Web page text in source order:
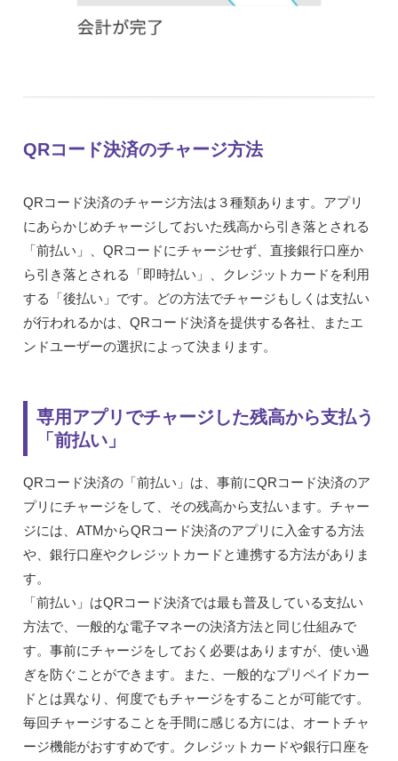
QRコード決済のチャージ方法
QRコード決済のチャージ方法は３種類あります。アプリ
にあらかじめチャージしておいた残高から引き落とされる
「前払い」、QRコードにチャージせず、直接銀行口座か
ら引き落とされる「即時払い」、クレジットカードを利用
する「後払い」です。どの方法でチャージもしくは支払い
が行われるかは、QRコード決済を提供する各社、またエ
ンドユーザーの選択によって決まります。
専用アプリでチャージした残高から支払う
「前払い」
QRコード決済の「前払い」は、事前にQRコード決済のア
プリにチャージをして、その残高から支払います。チャー
ジには、ATMからQRコード決済のアプリに入金する方法
や、銀行口座やクレジットカードと連携する方法がありま
す。
「前払い」はQRコード決済では最も普及している支払い
方法で、一般的な電子マネーの決済方法と同じ仕組みで
す。事前にチャージをしておく必要はありますが、使い過
ぎを防ぐことができます。また、一般的なプリペイドカー
ドとは異なり、何度でもチャージをすることが可能です。
毎回チャージすることを手間に感じる方には、オートチャ
ージ機能がおすすめです。クレジットカードや銀行口座を